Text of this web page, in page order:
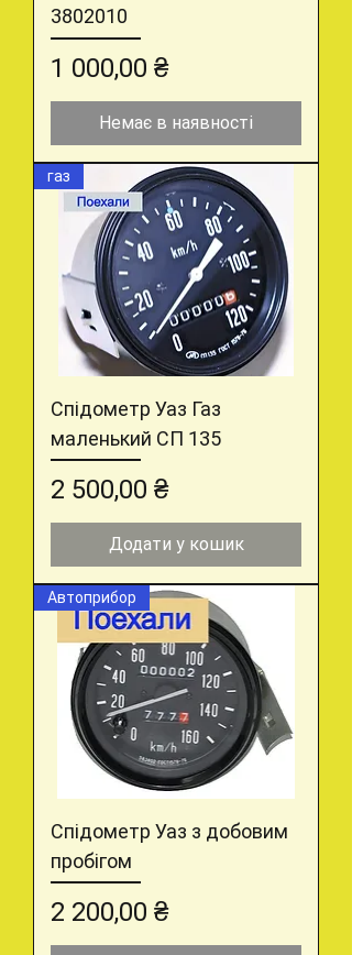
3802010
Ціна
1 000,00 ₴
Немає в наявності
газ
Спідометр Уаз Газ
маленький СП 135
Ціна
2 500,00 ₴
Додати у кошик
Автоприбор
Спідометр Уаз з добовим
пробігом
Ціна
2 200,00 ₴